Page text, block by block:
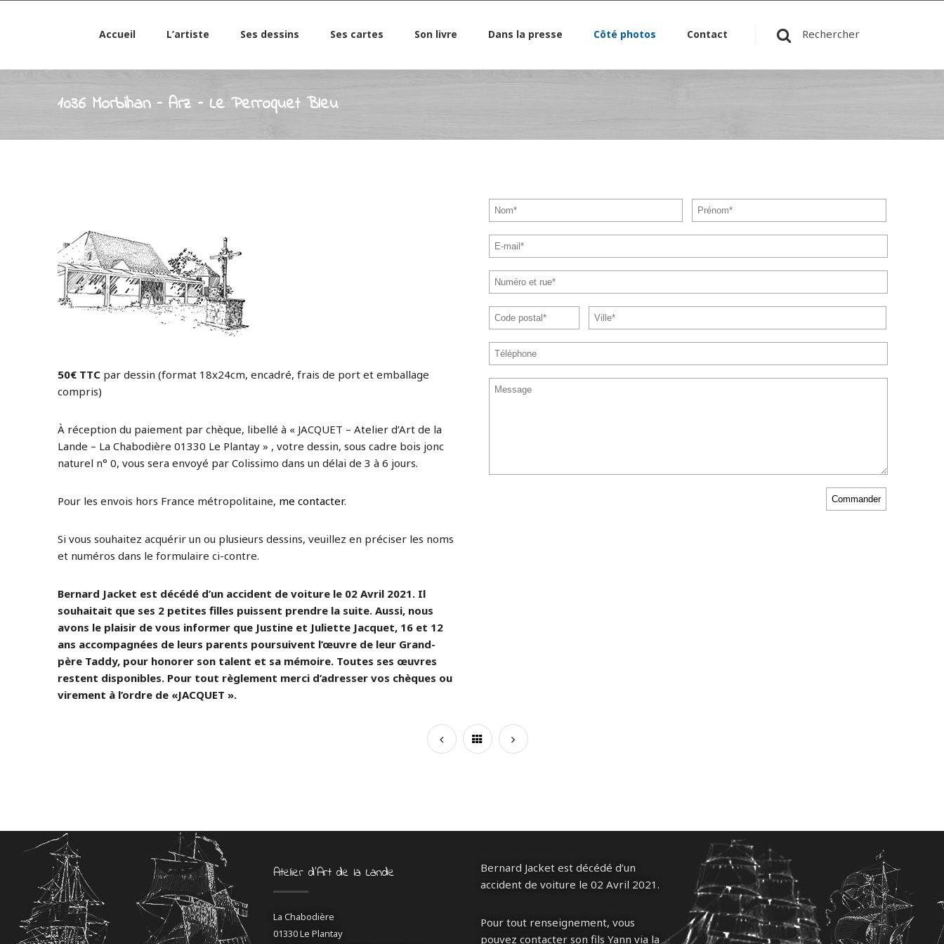
Accueil L’artiste Ses dessins Ses cartes Son livre Dans la presse Côté photos Contact Rechercher
1036 Morbihan – Arz – Le Perroquet Bleu
50€ TTC par dessin (format 18x24cm, encadré, frais de port et emballage
compris)
À réception du paiement par chèque, libellé à « JACQUET – Atelier d’Art de la
Lande – La Chabodière 01330 Le Plantay » , votre dessin, sous cadre bois jonc
naturel n° 0, vous sera envoyé par Colissimo dans un délai de 3 à 6 jours.
Pour les envois hors France métropolitaine, me contacter.
Si vous souhaitez acquérir un ou plusieurs dessins, veuillez en préciser les noms
et numéros dans le formulaire ci-contre.
Bernard Jacket est décédé d’un accident de voiture le 02 Avril 2021. Il
souhaitait que ses 2 petites filles puissent prendre la suite. Aussi, nous
avons le plaisir de vous informer que Justine et Juliette Jacquet, 16 et 12
ans accompagnées de leurs parents poursuivent l’œuvre de leur Grand-
père Taddy, pour honorer son talent et sa mémoire. Toutes ses œuvres
restent disponibles. Pour tout règlement merci d’adresser vos chèques ou
virement à l’ordre de «JACQUET ».
Atelier d’Art de la Lande
La Chabodière
01330 Le Plantay
Bernard Jacket est décédé d’un
accident de voiture le 02 Avril 2021.
Pour tout renseignement, vous
pouvez contacter son fils Yann via la